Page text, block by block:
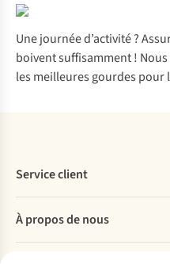
Une journée d’activité ?
boivent suffisamment !
les meilleures gourdes pour
Service client
Commander
Payer
À propos de nous